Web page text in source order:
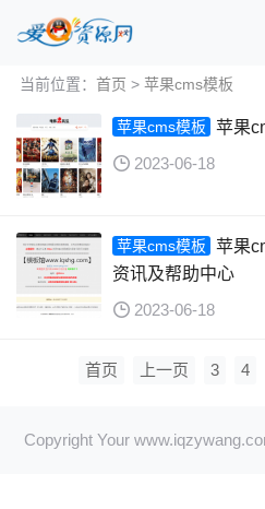
当前位置： 首页 > 苹果cms模板
苹果cms模板
苹果
2023-06-18
苹果cms模板
苹果
资讯及帮助中心
2023-06-18
首页 上一页 3 4
Copyright Your